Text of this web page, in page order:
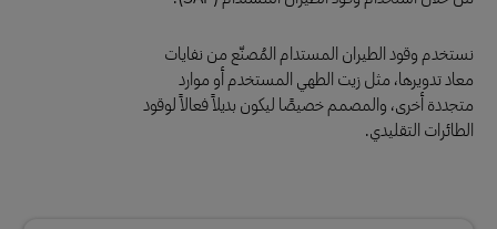
نستخدم وقود الطيران المستدام المُصنّع من نفايات
معاد تدويرها، مثل زيت الطهي المستخدم أو موارد
متجددة أخرى، والمصمم خصيصًا ليكون بديلاً فعالاً لوقود
الطائرات التقليدي.